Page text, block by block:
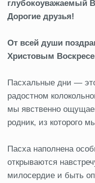
глубокоуважаемый
Дорогие друзья!
От всей души
Христовым
Пасхальные дни —
радостном
мы явственно
родник, из которого
Пасха наполнена
открываются
милосердие и быть